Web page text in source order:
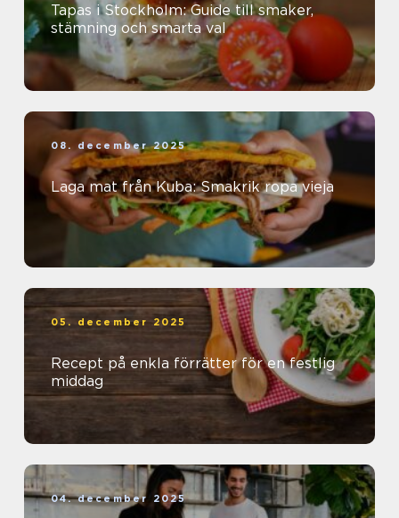
Tapas i Stockholm: Guide till smaker,
stämning och smarta val
08. december 2025
Laga mat från Kuba: Smakrik ropa vieja
05. december 2025
Recept på enkla förrätter för en festlig
middag
04. december 2025